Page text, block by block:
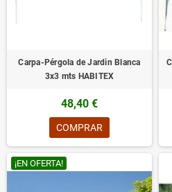
Carpa-Pérgola de Jardin Blanca
3x3 mts HABITEX
48,40 €
COMPRAR
¡EN OFERTA!